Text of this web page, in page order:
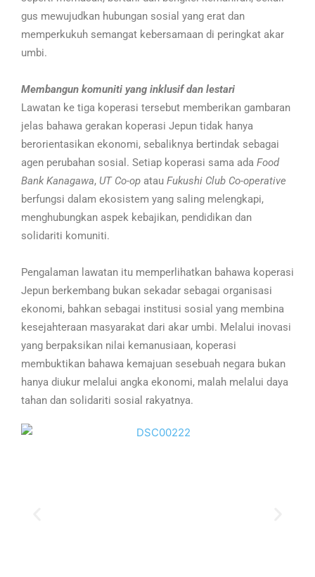
gus mewujudkan hubungan sosial yang erat dan
memperkukuh semangat kebersamaan di peringkat akar
umbi.
Membangun komuniti yang inklusif dan lestari
Lawatan ke tiga koperasi tersebut memberikan gambaran
jelas bahawa gerakan koperasi Jepun tidak hanya
berorientasikan ekonomi, sebaliknya bertindak sebagai
agen perubahan sosial. Setiap koperasi sama ada Food
Bank Kanagawa, UT Co-op atau Fukushi Club Co-operative
berfungsi dalam ekosistem yang saling melengkapi,
menghubungkan aspek kebajikan, pendidikan dan
solidariti komuniti.
Pengalaman lawatan itu memperlihatkan bahawa koperasi
Jepun berkembang bukan sekadar sebagai organisasi
ekonomi, bahkan sebagai institusi sosial yang membina
kesejahteraan masyarakat dari akar umbi. Melalui inovasi
yang berpaksikan nilai kemanusiaan, koperasi
membuktikan bahawa kemajuan sesebuah negara bukan
hanya diukur melalui angka ekonomi, malah melalui daya
tahan dan solidariti sosial rakyatnya.